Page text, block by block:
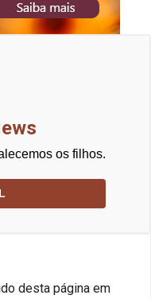
os filhos.
desta página em